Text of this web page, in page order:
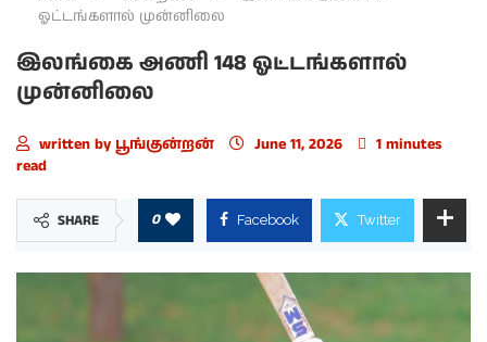
ஓட்டங்களால் முன்னிலை
இலங்கை அணி 148 ஓட்டங்களால்
முன்னிலை
written by பூங்குன்றன் June 11, 2026
1 minutes
read
SHARE 0 Facebook Twitter